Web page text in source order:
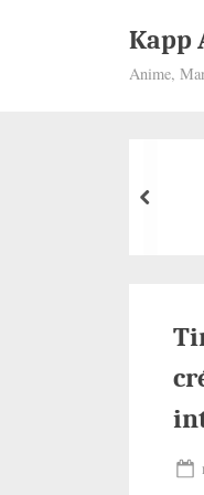
Kapp
Anime,
prev